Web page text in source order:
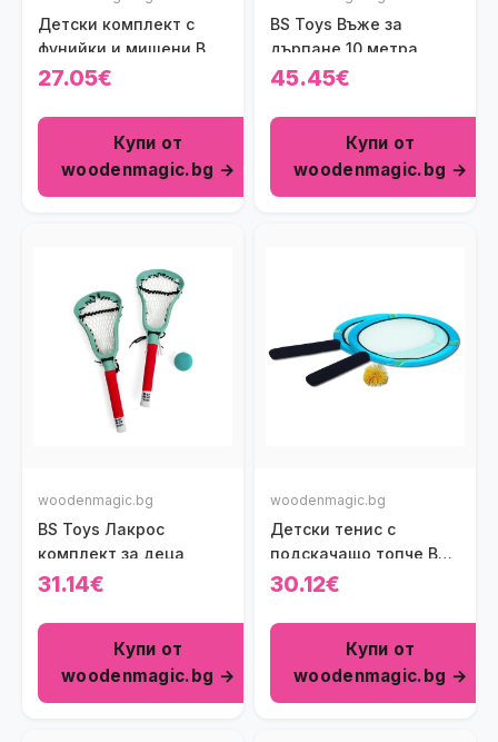
Детски комплект с
фунийки и мишени BS
Toys
27.05€
Купи от
woodenmagic.bg →
BS Toys Въже за
дърпане 10 метра
45.45€
Купи от
woodenmagic.bg →
woodenmagic.bg
BS Toys Лакрос
комплект за деца
31.14€
Купи от
woodenmagic.bg →
woodenmagic.bg
Детски тенис с
подскачащо топче BS
Toys
30.12€
Купи от
woodenmagic.bg →